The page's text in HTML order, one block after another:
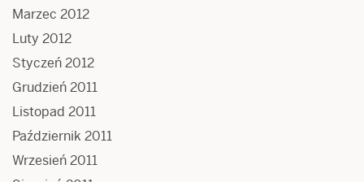
Marzec 2012
Luty 2012
Styczeń 2012
Grudzień 2011
Listopad 2011
Październik 2011
Wrzesień 2011